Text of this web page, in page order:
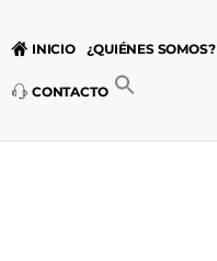
INICIO ¿QUIÉNES SOMOS?
CONTACTO